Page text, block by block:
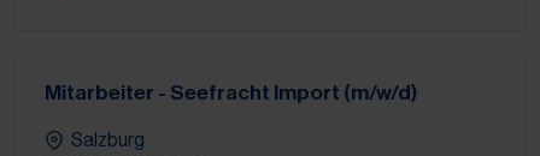
Mitarbeiter - Seefracht Import (m/w/d)
Salzburg